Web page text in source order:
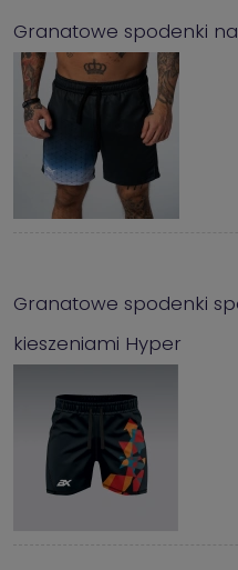
Granatowe spodenki
Granatowe spodenki
kieszeniami Hyper